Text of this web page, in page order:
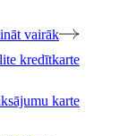
vairāk
kredītkarte
karte